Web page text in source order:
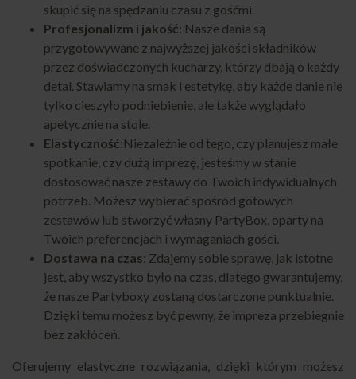
skupić się na spędzaniu czasu z gośćmi.
Profesjonalizm i jakość: Nasze dania są
przygotowywane z najwyższej jakości składników
przez doświadczonych kucharzy, którzy dbają o każdy
detal. Stawiamy na smak i estetykę, aby każde danie nie
tylko cieszyło podniebienie, ale także wyglądało
apetycznie na stole.
Elastyczność:Niezależnie od tego, czy planujesz małe
spotkanie, czy dużą imprezę, jesteśmy w stanie
dostosować nasze zestawy do Twoich indywidualnych
potrzeb. Możesz wybierać spośród gotowych
zestawów lub stworzyć własny PartyBox, oparty na
Twoich preferencjach i wymaganiach gości.
Dostawa na czas: Zdajemy sobie sprawę, jak istotne
jest, aby wszystko było na czas, dlatego gwarantujemy,
że nasze Partyboxy zostaną dostarczone punktualnie.
Dzięki temu możesz być pewny, że impreza przebiegnie
bez zakłóceń.
Oferujemy elastyczne rozwiązania, dzięki którym możesz